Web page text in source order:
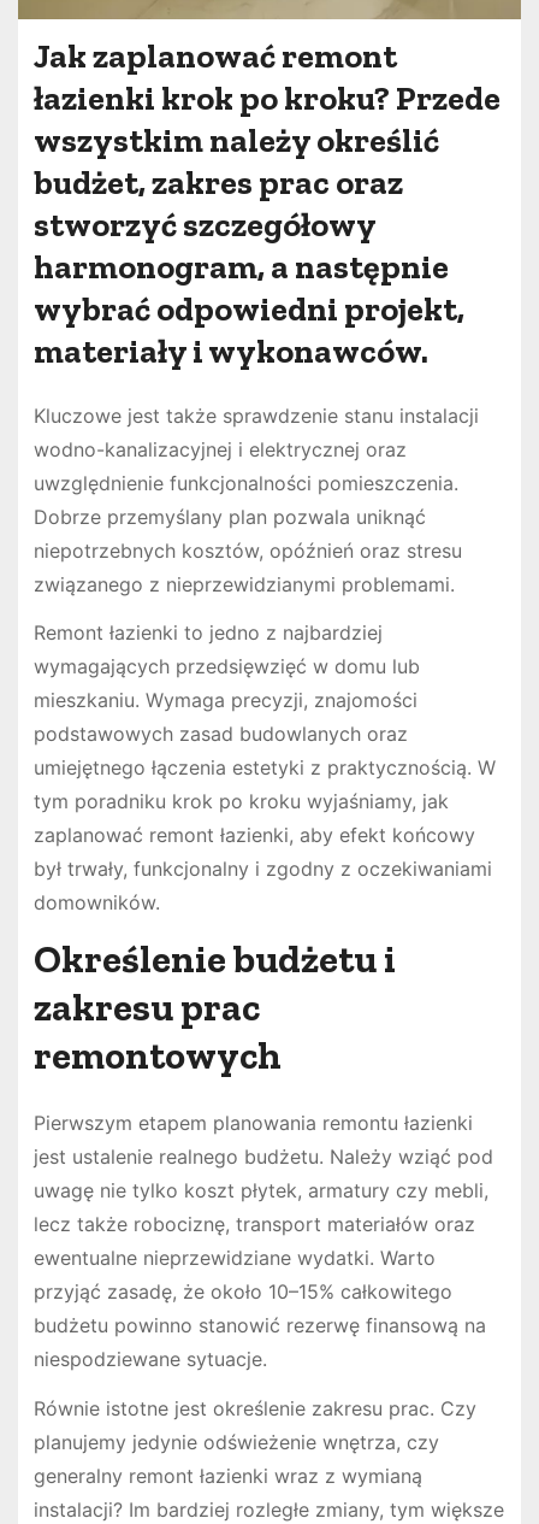
Jak zaplanować remont
łazienki krok po kroku? Przede
wszystkim należy określić
budżet, zakres prac oraz
stworzyć szczegółowy
harmonogram, a następnie
wybrać odpowiedni projekt,
materiały i wykonawców.
Kluczowe jest także sprawdzenie stanu instalacji
wodno-kanalizacyjnej i elektrycznej oraz
uwzględnienie funkcjonalności pomieszczenia.
Dobrze przemyślany plan pozwala uniknąć
niepotrzebnych kosztów, opóźnień oraz stresu
związanego z nieprzewidzianymi problemami.
Remont łazienki to jedno z najbardziej
wymagających przedsięwzięć w domu lub
mieszkaniu. Wymaga precyzji, znajomości
podstawowych zasad budowlanych oraz
umiejętnego łączenia estetyki z praktycznością. W
tym poradniku krok po kroku wyjaśniamy, jak
zaplanować remont łazienki, aby efekt końcowy
był trwały, funkcjonalny i zgodny z oczekiwaniami
domowników.
Określenie budżetu i
zakresu prac
remontowych
Pierwszym etapem planowania remontu łazienki
jest ustalenie realnego budżetu. Należy wziąć pod
uwagę nie tylko koszt płytek, armatury czy mebli,
lecz także robociznę, transport materiałów oraz
ewentualne nieprzewidziane wydatki. Warto
przyjąć zasadę, że około 10–15% całkowitego
budżetu powinno stanowić rezerwę finansową na
niespodziewane sytuacje.
Równie istotne jest określenie zakresu prac. Czy
planujemy jedynie odświeżenie wnętrza, czy
generalny remont łazienki wraz z wymianą
instalacji? Im bardziej rozległe zmiany, tym większe